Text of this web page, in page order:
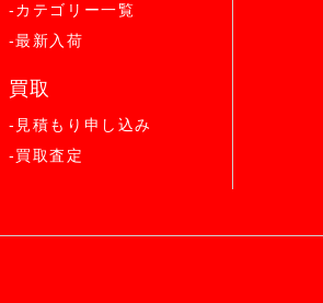
-カテゴリー一覧
-最新入荷
買取
-見積もり申し込み
-買取査定